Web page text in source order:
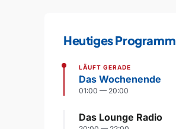
Heutiges Programm
LÄUFT GERADE
Das Wochenende
01:00 — 20:00
Das Lounge Radio